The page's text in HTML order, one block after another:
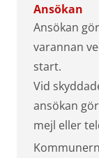
Ansökan
Ansökan
varannan
start.
Vid
ansökan
mejl eller